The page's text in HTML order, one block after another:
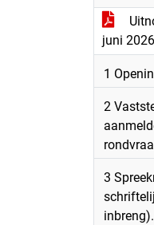
juni 2026
1
2
3